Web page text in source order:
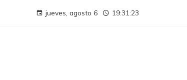
jueves, agosto 6 19:31:24